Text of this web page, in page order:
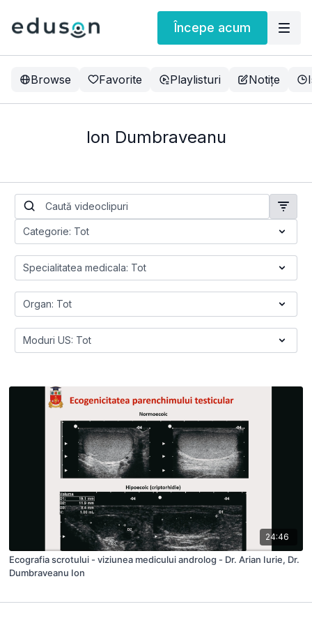
Începe acum
Browse Favorite Playlisturi Notițe
Ion Dumbraveanu
24:46
Ecografia scrotului - viziunea medicului androlog - Dr. Arian Iurie, Dr.
Dumbraveanu Ion